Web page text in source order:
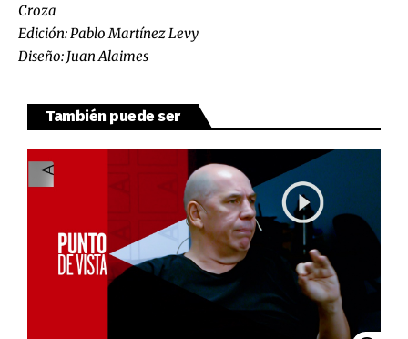
Croza
Edición: Pablo Martínez Levy
Diseño: Juan Alaimes
También puede ser